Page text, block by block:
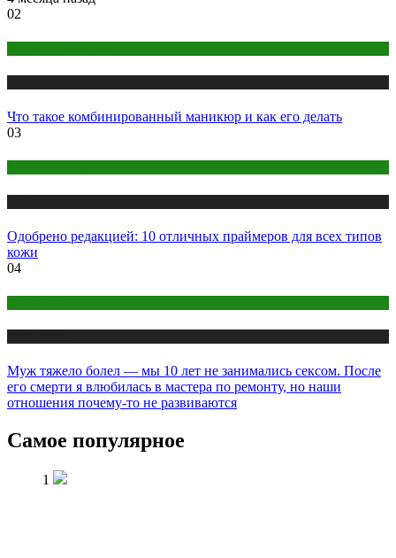
02
Что такое комбинированный маникюр и как его делать
03
Одобрено редакцией: 10 отличных праймеров для всех типов
кожи
04
Муж тяжело болел — мы 10 лет не занимались сексом. После
его смерти я влюбилась в мастера по ремонту, но наши
отношения почему-то не развиваются
Самое популярное
1